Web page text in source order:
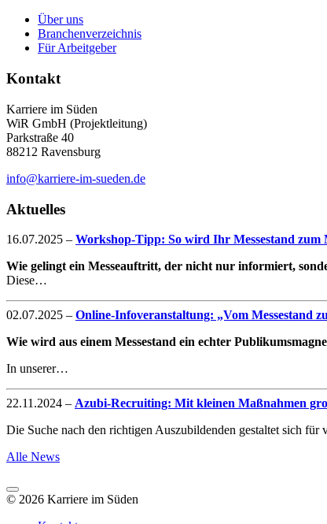
Über uns
Branchenverzeichnis
Für Arbeitgeber
Kontakt
Karriere im Süden
WiR GmbH (Projektleitung)
Parkstraße 40
88212 Ravensburg
info@karriere-im-sueden.de
Aktuelles
16.07.2025 – Workshop-Tipp: So wird Ihr Messestand zum
Wie gelingt ein Messeauftritt, der nicht nur informiert,
Diese…
02.07.2025 – Online-Infoveranstaltung: „Vom Messestand
Wie wird aus einem Messestand ein echter
In unserer…
22.11.2024 – Azubi-Recruiting: Mit kleinen Maßnahmen
Die Suche nach den richtigen Auszubildenden gestaltet sich
Alle News
© 2026 Karriere im Süden